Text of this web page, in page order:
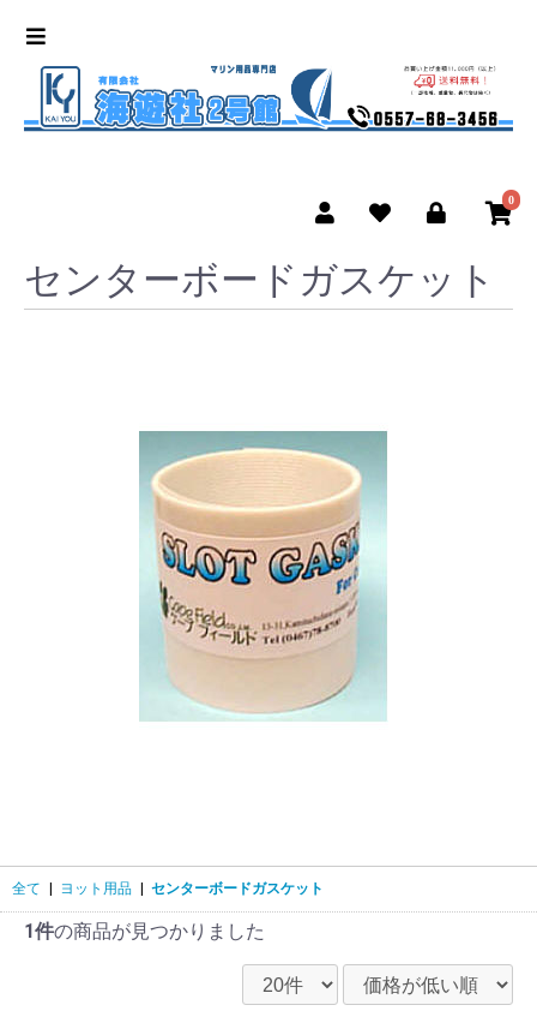
0
センターボードガスケット
全て | ヨット用品 | センターボードガスケット
1件の商品が見つかりました